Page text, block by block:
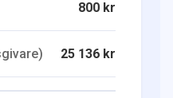
800 kr
25 136 kr